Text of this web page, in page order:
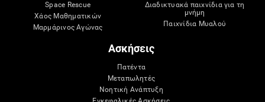
Space Rescue
Χάος Μαθηματικών
Μαρμάρινος Αγώνας
Διαδικτυακά παιχνίδια για τη
μνήμη
Παιχνίδια Μυαλού
Ασκήσεις
Πατέντα
Μεταπωλητές
Νοητική Ανάπτυξη